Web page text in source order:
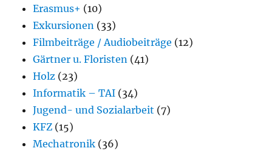
Erasmus+ (10)
Exkursionen (33)
Filmbeiträge / Audiobeiträge (12)
Gärtner u. Floristen (41)
Holz (23)
Informatik – TAI (34)
Jugend- und Sozialarbeit (7)
KFZ (15)
Mechatronik (36)